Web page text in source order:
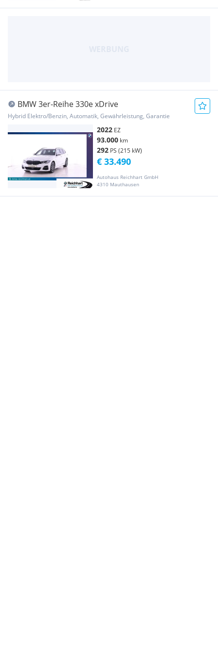
BMW 3er-Reihe 330e xDrive
Hybrid Elektro/Benzin, Automatik, Gewährleistung, Garantie
2022 EZ
93.000 km
292 PS (215 kW)
Autohaus Reichhart GmbH
4310 Mauthausen
€ 33.490